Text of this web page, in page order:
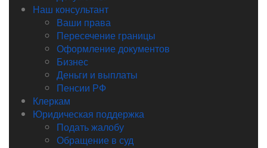
Наш консультант
Ваши права
Пересечение границы
Оформление документов
Бизнес
Деньги и выплаты
Пенсии РФ
Клеркам
Юридическая поддержка
Подать жалобу
Обращение в суд